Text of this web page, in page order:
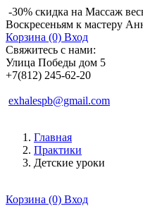
-30% скидка на Массаж
Воскресеньям к мастеру
Корзина (0) Вход
Свяжитесь с нами:
Улица Победы дом 5
+7(812) 245-62-20
exhalespb@gmail.com
Главная
Практики
Детские уроки
Корзина (0) Вход